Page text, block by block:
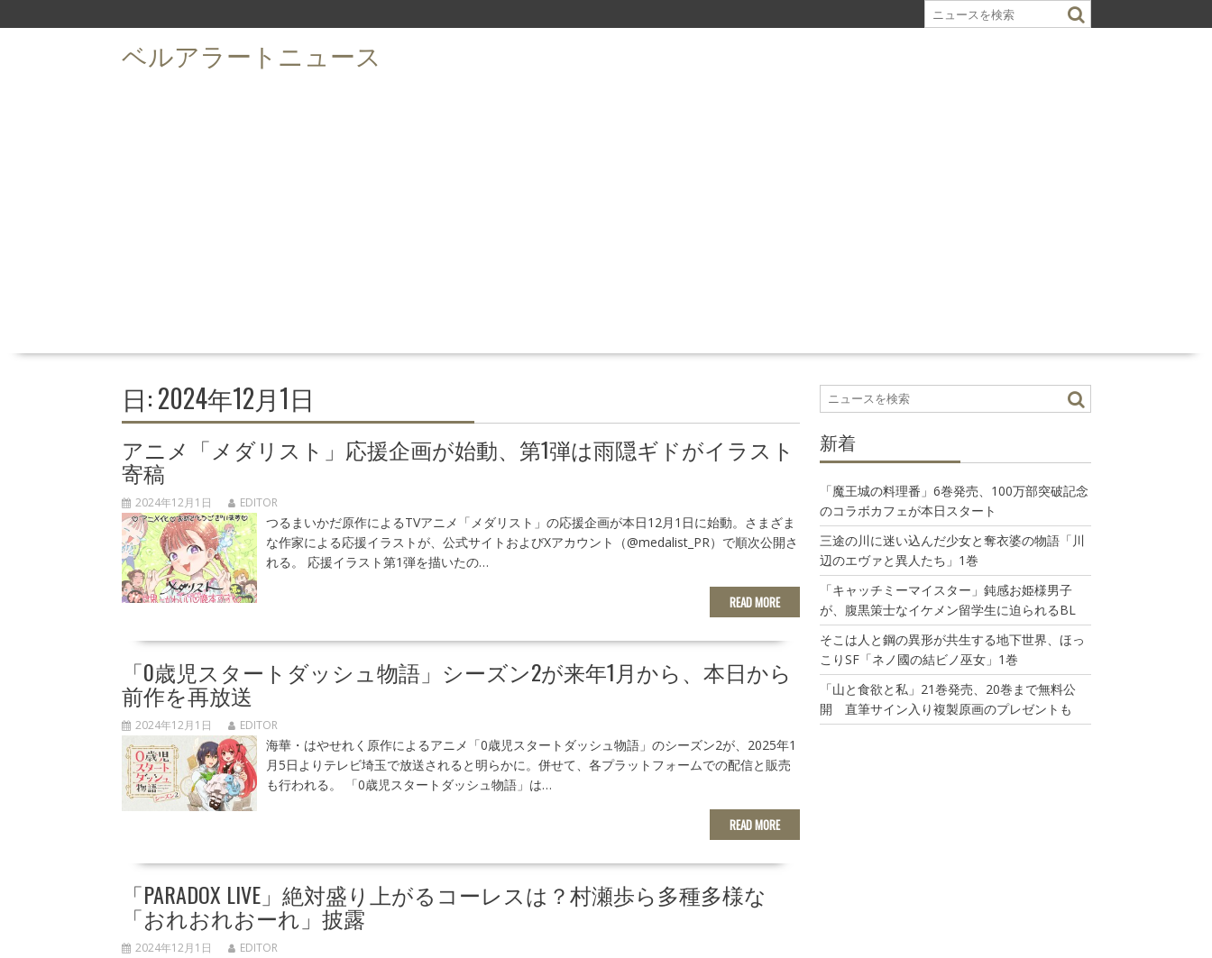
k
ベルアラートニュース
日: 2024年12月1日
アニメ「メダリスト」応援企画が始動、第1弾は雨隠ギドがイラスト
寄稿
2024年12月1日 EDITOR
つるまいかだ原作によるTVアニメ「メダリスト」の応援企画が本日12月1日に始動。さまざま
な作家による応援イラストが、公式サイトおよびXアカウント（@medalist_PR）で順次公開さ
れる。 応援イラスト第1弾を描いたの…
READ MORE
「0歳児スタートダッシュ物語」シーズン2が来年1月から、本日から
前作を再放送
2024年12月1日 EDITOR
海華・はやせれく原作によるアニメ「0歳児スタートダッシュ物語」のシーズン2が、2025年1
月5日よりテレビ埼玉で放送されると明らかに。併せて、各プラットフォームでの配信と販売
も行われる。 「0歳児スタートダッシュ物語」は…
READ MORE
「PARADOX LIVE」絶対盛り上がるコーレスは？村瀬歩ら多種多様な
「おれおれおーれ」披露
2024年12月1日 EDITOR
新着
「魔王城の料理番」6巻発売、100万部突破記念
のコラボカフェが本日スタート
三途の川に迷い込んだ少女と奪衣婆の物語「川
辺のエヴァと異人たち」1巻
「キャッチミーマイスター」鈍感お姫様男子
が、腹黒策士なイケメン留学生に迫られるBL
そこは人と鋼の異形が共生する地下世界、ほっ
こりSF「ネノ國の結ビノ巫女」1巻
「山と食欲と私」21巻発売、20巻まで無料公
開 直筆サイン入り複製原画のプレゼントも